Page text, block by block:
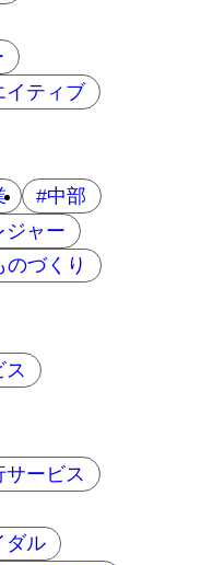
イティブ
中部
ジャー
のづくり
ービス
ダル